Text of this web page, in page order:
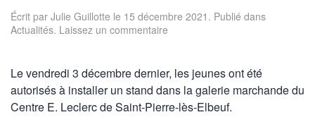
Écrit par Julie Guillotte le 15 décembre 2021 . Publié dans
Actualités. Laissez un commentaire
Le vendredi 3 décembre dernier, les jeunes ont été
autorisés à installer un stand dans la galerie marchande du
Centre E. Leclerc de Saint-Pierre-lès-Elbeuf.